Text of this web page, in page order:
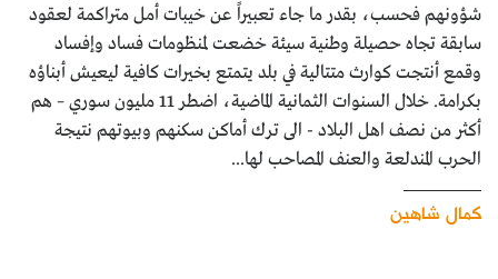
شؤونهم فحسب، بقدر ما جاء تعبيراً عن خيبات أمل متراكمة لعقود
سابقة تجاه حصيلة وطنية سيئة خضعت لمنظومات فساد وإفساد
وقمع أنتجت كوارث متتالية في بلد يتمتع بخيرات كافية ليعيش أبناؤه
بكرامة. خلال السنوات الثمانية الماضية، اضطر 11 مليون سوري – هم
أكثر من نصف اهل البلاد - الى ترك أماكن سكنهم وبيوتهم نتيجة
الحرب المندلعة والعنف المصاحب لها...
كمال شاهين